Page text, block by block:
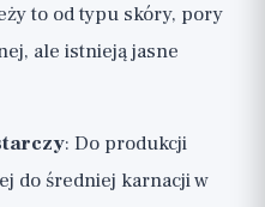
to od typu skóry, pory
ale istnieją jasne
: Do produkcji
do średniej karnacji w